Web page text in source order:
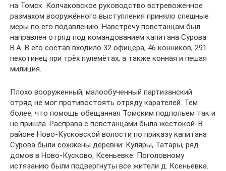
на Томск. Колчаковское руководство встревоженное
размахом вооружённого выступления приняло спешные
меры по его подавлению. Навстречу повстанцам был
направлен отряд под командованием капитана Сурова
В.А. В его состав входило 32 офицера, 46 конников, 291
пехотинец при трёх пулемётах, а также конная и пешая
милиция.
Плохо вооруженный, малообученный партизанский
отряд не мог противостоять отряду карателей. Тем
более, что помощь обещанная Томским подпольем так и
не пришла. Расправа с повстанцами была жестокой. В
районе Ново-Кусковской волости по приказу капитана
Сурова были сожжены деревни: Куляры, Татары, ряд
домов в Ново-Кусково, Ксеньевке. Поголовному
истязанию были подвергнуты все жители д. Ксеньевка.